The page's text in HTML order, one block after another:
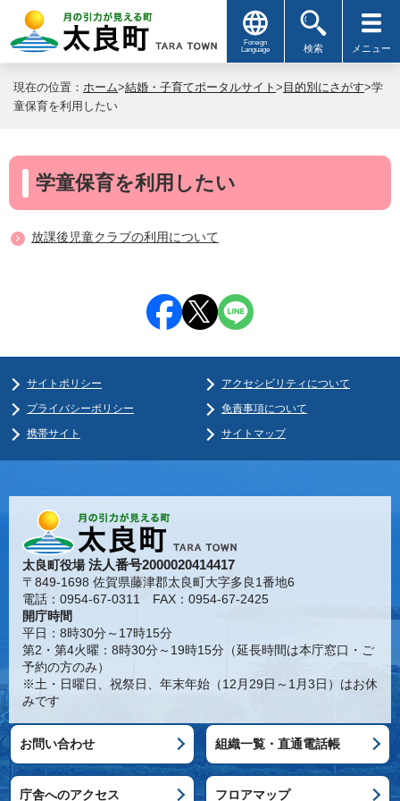
Foreign
Language
検索 メニュー
現在の位置： ホーム>結婚・子育てポータルサイト > 目的別にさがす>学
童保育を利用したい
学童保育を利用したい
放課後児童クラブの利用について
サイトポリシー
アクセシビリティについて
プライバシーポリシー
免責事項について
携帯サイト
サイトマップ
太良町役場法人番号2000020414417
〒849-1698 佐賀県藤津郡太良町大字多良1番地6
電話：0954-67-0311 FAX：0954-67-2425
開庁時間
平日：8時30分～17時15分
第2・第4火曜：8時30分～19時15分（延長時間は本庁窓口・ご
予約の方のみ）
※土・日曜日、祝祭日、年末年始（12月29日～1月3日）はお休
みです
お問い合わせ 組織一覧・直通電話帳
庁舎へのアクセス フロアマップ